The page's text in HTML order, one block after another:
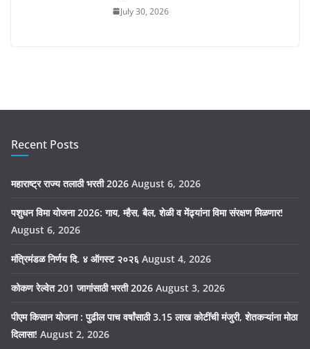
July 30, 2026
Recent Posts
महाराष्ट्र राज्य तलाठी भरती 2026 August 6, 2026
पशुधन विमा योजना 2026: गाय, म्हैस, बैल, शेळी व मेंढ्यांना विमा संरक्षण मिळणार!
August 6, 2026
मंत्रिमंडळ निर्णय दि. ४ ऑगस्ट २०२६ August 4, 2026
कोकण रेल्वेत 201 जागांसाठी भरती 2026 August 3, 2026
पीएम किसान योजना : पुढील पाच वर्षांसाठी 3.15 लाख कोटींची मंजुरी, शेतकऱ्यांना मोठा
दिलासा! August 2, 2026